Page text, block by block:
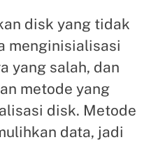
disk yang tidak
menginisialisasi
yang salah, dan
metode yang
disk. Metode
data, jadi